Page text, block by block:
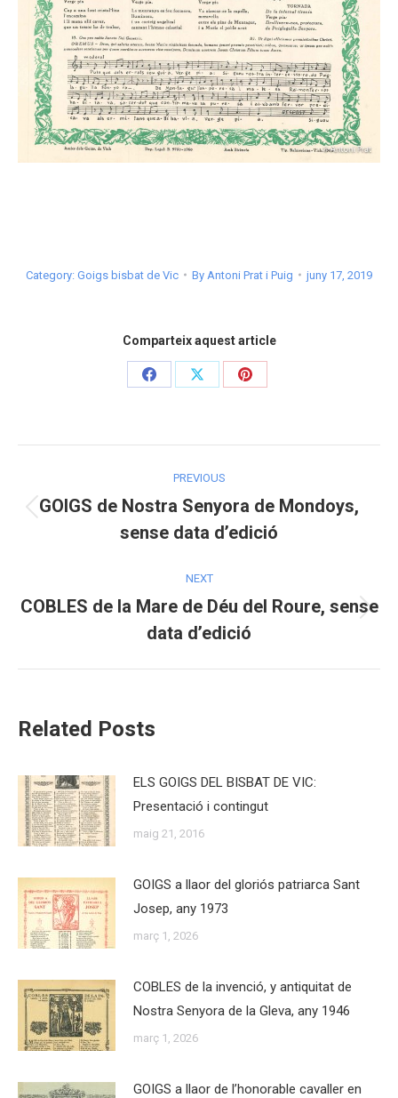
Category: Goigs bisbat de Vic By Antoni Prat i Puig juny 17, 2019
Comparteix aquest article
Share
Share
Share
navigation
PREVIOUS
Previous
post:
GOIGS de Nostra Senyora de Mondoys,
sense data d’edició
NEXT
Next
post:
COBLES de la Mare de Déu del Roure, sense
data d’edició
Related Posts
ELS GOIGS DEL BISBAT DE VIC:
Presentació i contingut
maig 21, 2016
GOIGS a llaor del gloriós patriarca Sant
Josep, any 1973
març 1, 2026
COBLES de la invenció, y antiquitat de
Nostra Senyora de la Gleva, any 1946
març 1, 2026
GOIGS a llaor de l’honorable cavaller en